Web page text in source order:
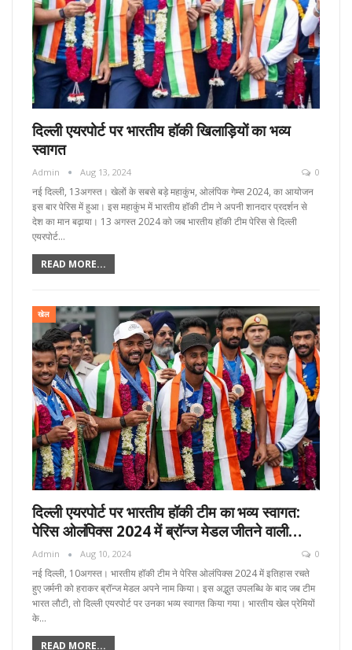
दिल्ली एयरपोर्ट पर भारतीय हॉकी खिलाड़ियों का भव्य
स्वागत
Admin Aug 13, 2024 0
नई दिल्ली, 13अगस्त। खेलों के सबसे बड़े महाकुंभ, ओलंपिक गेम्स 2024, का आयोजन
इस बार पेरिस में हुआ। इस महाकुंभ में भारतीय हॉकी टीम ने अपनी शानदार प्रदर्शन से
देश का मान बढ़ाया। 13 अगस्त 2024 को जब भारतीय हॉकी टीम पेरिस से दिल्ली
एयरपोर्ट…
READ MORE...
खेल
दिल्ली एयरपोर्ट पर भारतीय हॉकी टीम का भव्य स्वागत:
पेरिस ओलंपिक्स 2024 में ब्रॉन्ज मेडल जीतने वाली…
Admin Aug 10, 2024 0
नई दिल्ली, 10अगस्त। भारतीय हॉकी टीम ने पेरिस ओलंपिक्स 2024 में इतिहास रचते
हुए जर्मनी को हराकर ब्रॉन्ज मेडल अपने नाम किया। इस अद्भुत उपलब्धि के बाद जब टीम
भारत लौटी, तो दिल्ली एयरपोर्ट पर उनका भव्य स्वागत किया गया। भारतीय खेल प्रेमियों
के…
READ MORE...